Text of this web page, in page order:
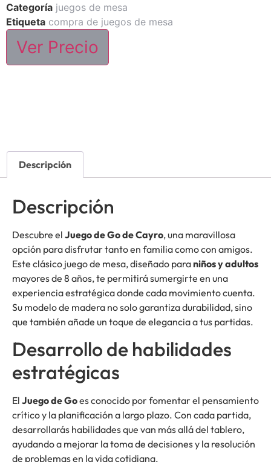
Categoría juegos de mesa
Etiqueta compra de juegos de mesa
Ver Precio
Descripción
Descripción
Descubre el Juego de Go de Cayro, una maravillosa
opción para disfrutar tanto en familia como con amigos.
Este clásico juego de mesa, diseñado paraniños y adultos
mayores de 8 años, te permitirá sumergirte en una
experiencia estratégica donde cada movimiento cuenta.
Su modelo de madera no solo garantiza durabilidad, sino
que también añade un toque de elegancia a tus partidas.
Desarrollo de habilidades
estratégicas
El Juego de Goes conocido por fomentar el pensamiento
crítico y la planificación a largo plazo. Con cada partida,
desarrollarás habilidades que van más allá del tablero,
ayudando a mejorar la toma de decisiones y la resolución
de problemas en la vida cotidiana.